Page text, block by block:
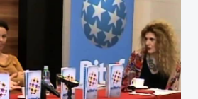
ОКТОБАР